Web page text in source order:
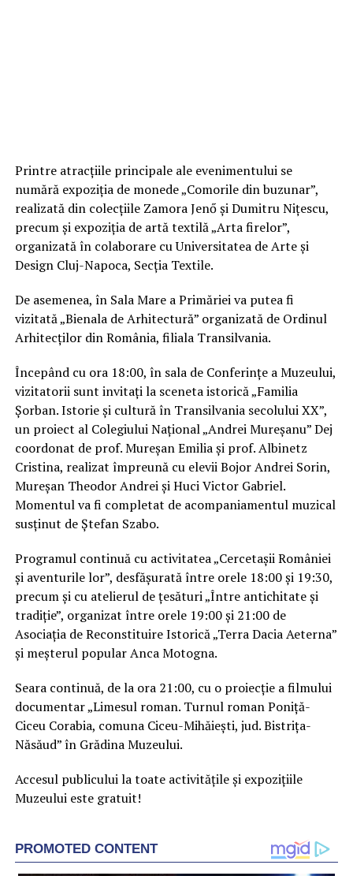
Printre atracțiile principale ale evenimentului se
numără expoziția de monede „Comorile din buzunar”,
realizată din colecțiile Zamora Jenő și Dumitru Nițescu,
precum și expoziția de artă textilă „Arta firelor”,
organizată în colaborare cu Universitatea de Arte și
Design Cluj-Napoca, Secția Textile.
De asemenea, în Sala Mare a Primăriei va putea fi
vizitată „Bienala de Arhitectură” organizată de Ordinul
Arhitecților din România, filiala Transilvania.
Începând cu ora 18:00, în sala de Conferințe a Muzeului,
vizitatorii sunt invitați la sceneta istorică „Familia
Șorban. Istorie și cultură în Transilvania secolului XX”,
un proiect al Colegiului Național „Andrei Mureșanu” Dej
coordonat de prof. Mureșan Emilia și prof. Albinetz
Cristina, realizat împreună cu elevii Bojor Andrei Sorin,
Mureșan Theodor Andrei și Huci Victor Gabriel.
Momentul va fi completat de acompaniamentul muzical
susținut de Ștefan Szabo.
Programul continuă cu activitatea „Cercetașii României
și aventurile lor”, desfășurată între orele 18:00 și 19:30,
precum și cu atelierul de țesături „Între antichitate și
tradiție”, organizat între orele 19:00 și 21:00 de
Asociația de Reconstituire Istorică „Terra Dacia Aeterna”
și meșterul popular Anca Motogna.
Seara continuă, de la ora 21:00, cu o proiecție a filmului
documentar „Limesul roman. Turnul roman Poniță-
Ciceu Corabia, comuna Ciceu-Mihăiești, jud. Bistrița-
Năsăud” în Grădina Muzeului.
Accesul publicului la toate activitățile și expozițiile
Muzeului este gratuit!